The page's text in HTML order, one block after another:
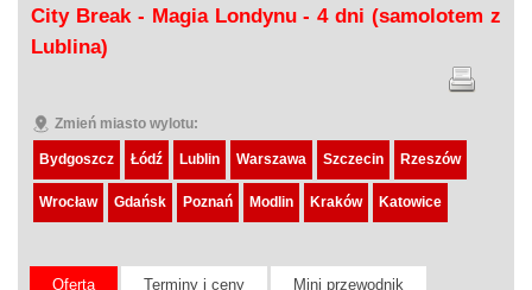
City Break - Magia Londynu - 4 dni (samolotem z
Lublina)
Zmień miasto wylotu:
Bydgoszcz Łódź Lublin Warszawa Szczecin Rzeszów
Wrocław Gdańsk Poznań Modlin Kraków Katowice
Oferta Terminy i ceny Mini przewodnik